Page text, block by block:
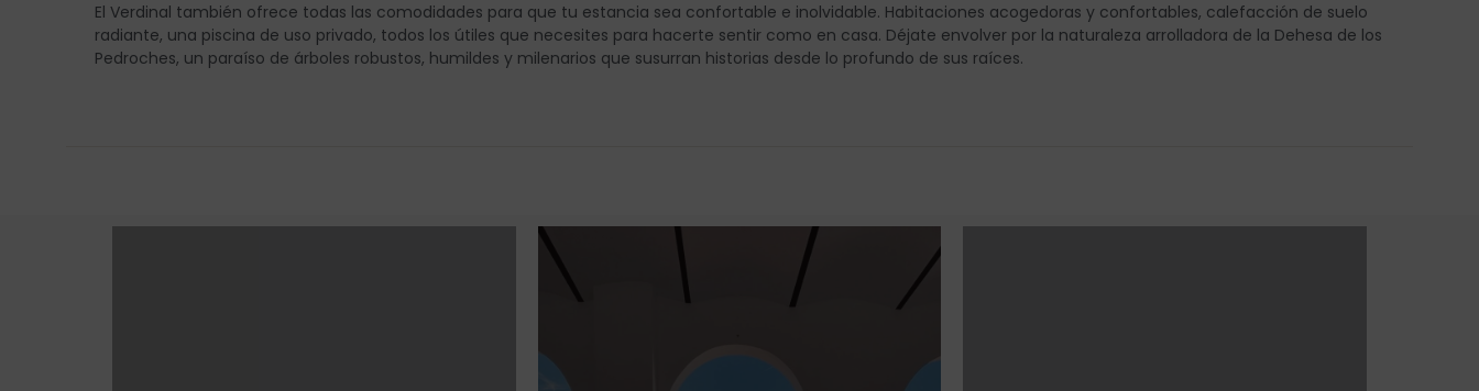
El Verdinal también ofrece todas las comodidades para que tu estancia sea confortable e inolvidable. Habitaciones acogedoras y confortables, calefacción de suelo
radiante, una piscina de uso privado, todos los útiles que necesites para hacerte sentir como en casa. Déjate envolver por la naturaleza arrolladora de la Dehesa de los
Pedroches, un paraíso de árboles robustos, humildes y milenarios que susurran historias desde lo profundo de sus raíces.